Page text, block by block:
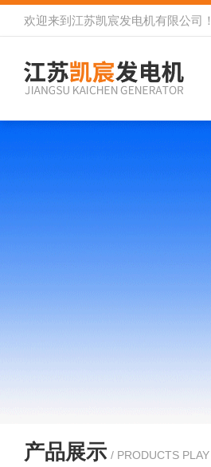
欢迎来到 江苏凯宸发电机有限公司 ！
产品展示 / PRODUCTS PLAY